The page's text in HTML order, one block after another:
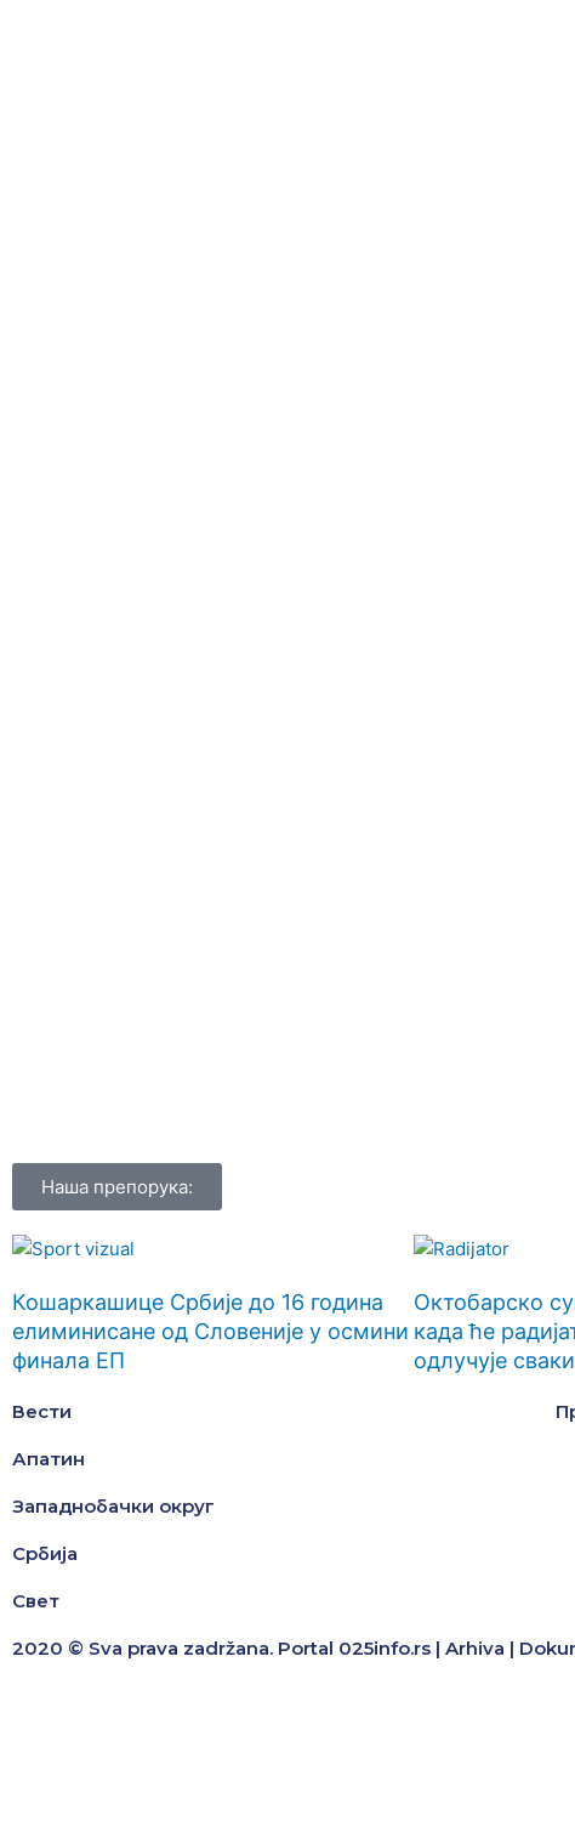
Наша препорука:
Кошаркашице Србије до 16 година
елиминисане од Словеније у осмини
финала ЕП
Октобарско
када ће
одлучује
Вести
Апатин
Западнобачки округ
Србија
Свет
2020 © Sva prava zadržana. Portal 025info.rs | Arhiva |